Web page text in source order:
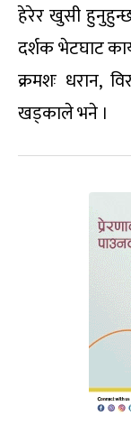
हेरेर खुसी
दर्शक भेटघाट
क्रमशः धरान,
खड्काले भने ।